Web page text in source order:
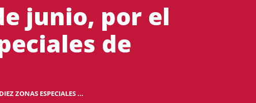
junio, por el
de
ZONAS ESPECIALES ...